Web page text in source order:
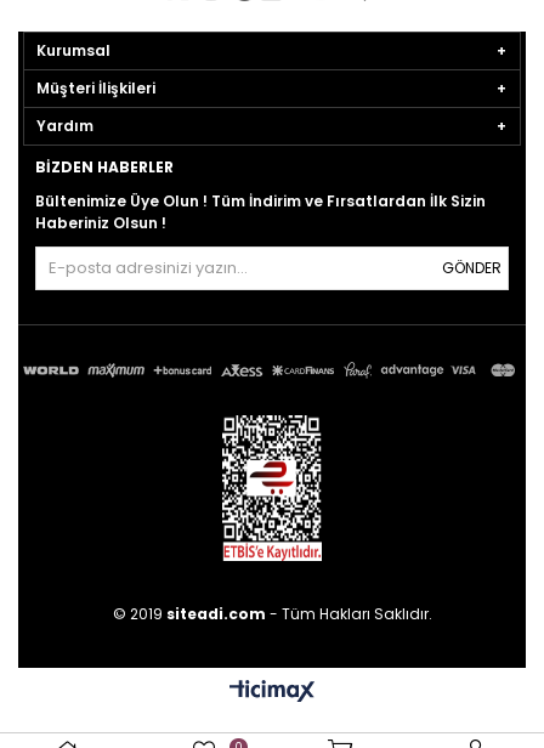
Kurumsal
Müşteri İlişkileri
Yardım
BIZDEN HABERLER
Bültenimize Üye Olun ! Tüm İndirim ve Fırsatlardan İlk Sizin
Haberiniz Olsun !
GÖNDER
© 2019 siteadi.com - Tüm Hakları Saklıdır.